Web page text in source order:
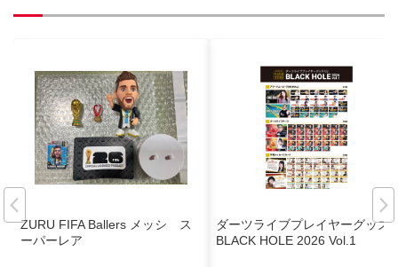
ZURU FIFA Ballers メッシ ス
ーパーレア
ダーツライブプレイヤーグッズ
BLACK HOLE 2026 Vol.1